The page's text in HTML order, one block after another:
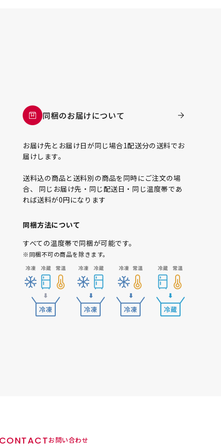
同梱のお届けについて
お届け先とお届け日が同じ場合1配送分の送料でお
届けします。
送料込の商品と送料別の商品を同時にご注文の場
合、 同じお届け先・同じ配送日・同じ温度帯であ
れば送料が0円になります
同梱方法について
すべての温度帯で同梱が可能です。
※同梱不可の商品を除きます。
CONTACTお問い合わせ